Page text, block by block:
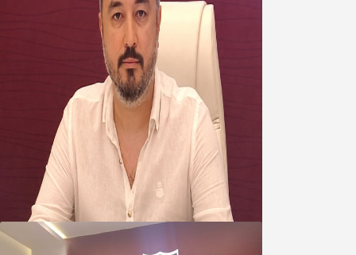
Oğuzbeyi’nden Balıkesirspor
yönetimine cevap : Herkes kendine
yakışanı yapar, buluttan nem
kapmayın!
07 Ağustos 2026